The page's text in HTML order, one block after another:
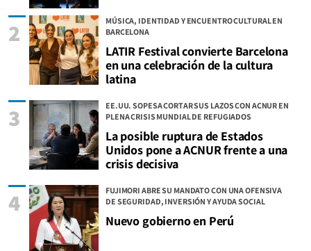
MÚSICA, IDENTIDAD Y ENCUENTRO CULTURAL EN
BARCELONA
LATIR Festival convierte Barcelona
en una celebración de la cultura
latina
2
EE.UU. SOPESA CORTAR SUS LAZOS CON ACNUR EN
PLENA CRISIS MUNDIAL DE REFUGIADOS
La posible ruptura de Estados
Unidos pone a ACNUR frente a una
crisis decisiva
3
FUJIMORI ABRE SU MANDATO CON UNA OFENSIVA
DE SEGURIDAD, INVERSIÓN Y AYUDA SOCIAL
Nuevo gobierno en Perú
4